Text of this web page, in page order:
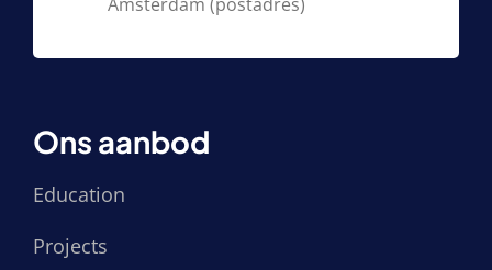
Ons aanbod
Education
Projects